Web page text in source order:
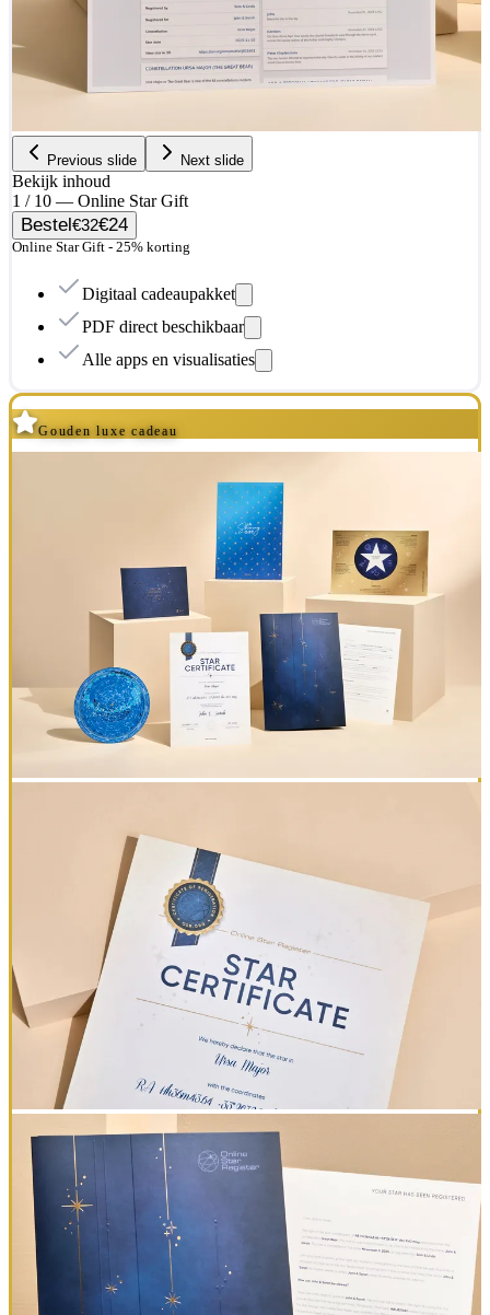
Previous slide Next slide
Bekijk inhoud
1 / 10 — Online Star Gift
Bestel€32€24
Online Star Gift - 25% korting
Digitaal cadeaupakket
PDF direct beschikbaar
Alle apps en visualisaties
Gouden luxe cadeau